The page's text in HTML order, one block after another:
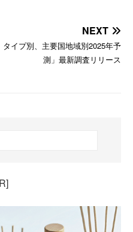
NEXT
タイプ別、主要国地域別2025年予
測」最新調査リリース